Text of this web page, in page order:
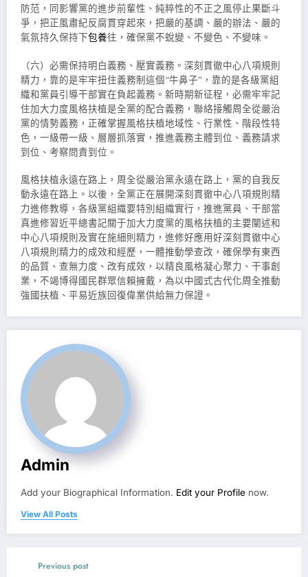
防范，同影響黨的進步前輩性、純粹性的不正之風停止果斷斗
爭，把正風肅紀反腐貫穿起來，把嚴的基調、嚴的辦法、嚴的
氣氛持久保持下包養往，確保黨不蛻變、不變色、不變味。
（六）必需保持明白義務、壓實義務。深刻貫徹中心八項規則
精力，靠的是牢牢扭住義務制這個“牛鼻子”，靠的是各級黨組
織和黨員引導干部實在負起義務。新時期新征程，必需牢牢記
住加大力度風格扶植是全黨的配合義務，聯絡接觸周全從嚴治
黨的情勢義務，正確掌握風格扶植地域性、行業性、階段性特
色，一級帶一級、層層抓落實，推進義務主體到位、義務請求
到位、考察問責到位。
風格扶植永遠在路上，周全從嚴治黨永遠在路上，黨的自我反
動永遠在路上。以後，全黨正在展開深刻貫徹中心八項規則精
力進修教導，各級黨組織要特別組織實行，推進黨員、干部當
真進修習近平總書記關于加大力度黨的風格扶植的主要闡述和
中心八項規則及實在施細則精力，進修好應用好深刻貫徹中心
八項規則精力的成效和經歷，一體推動學查改，確保學有東西
的品質、查無力度、改有成效，以精良風格凝心聚力、干事創
業，不竭博得國民群眾信賴擁戴，為以中國式古代化周全推動
強國扶植、平易近族回復偉業供給無力保證。
Admin
Add your Biographical Information. Edit your Profile now.
View All Posts
Previous post